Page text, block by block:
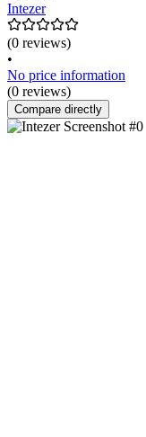
Intezer
(0 reviews)
•
No price information
(0 reviews)
Compare directly